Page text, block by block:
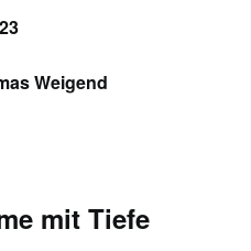
Weigend
mit Tiefe